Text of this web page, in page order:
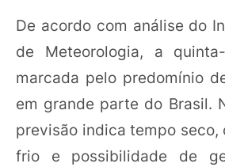
De acordo com análise do
de Meteorologia, a
marcada pelo predomínio
em grande parte do Brasil.
previsão indica tempo
frio e possibilidade de